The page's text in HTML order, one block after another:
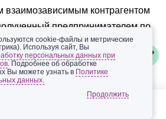
взаимозависимым контрагентом
предпринимателем по
путем с применением
последующей реализации из
интервала торговой наценки
cookie-файлы и метрические
Используя сайт, Вы
персональных данных при
. Подробнее об обработке
Вы можете узнать в Политике
данных.